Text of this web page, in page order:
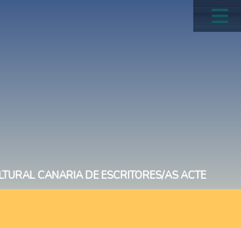
CANARIA DE ESCRITORES/AS ACTE